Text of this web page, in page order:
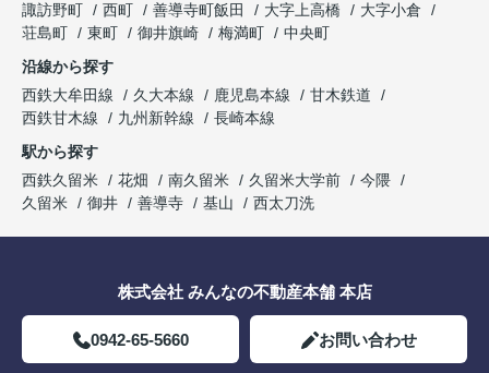
諏訪野町
西町 善導寺町飯田 大字上高橋
大字小倉
荘島町
東町 御井旗崎 梅満町
中央町
沿線から探す
西鉄大牟田線
久大本線 鹿児島本線
甘木鉄道
西鉄甘木線
九州新幹線
長崎本線
駅から探す
西鉄久留米
花畑 南久留米 久留米大学前
今隈
久留米
御井 善導寺 基山 西太刀洗
株式会社 みんなの不動産本舗 本店
0942-65-5660 お問い合わせ